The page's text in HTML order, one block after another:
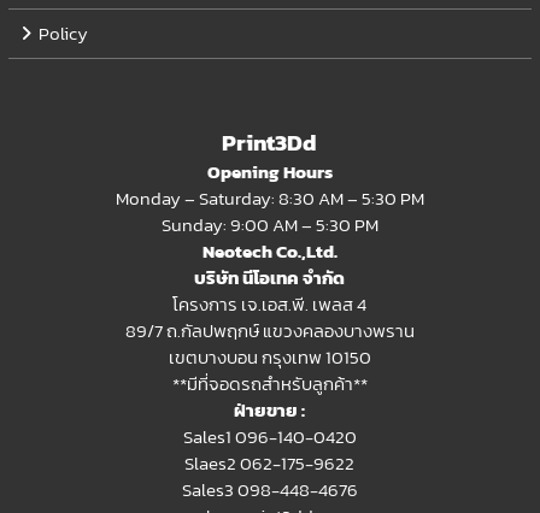
Policy
Print3Dd
Opening Hours
Monday – Saturday: 8:30 AM – 5:30 PM
Sunday: 9:00 AM – 5:30 PM
Neotech Co.,Ltd.
บริษัท นีโอเทค จำกัด
โครงการ เจ.เอส.พี. เพลส 4
89/7 ถ.กัลปพฤกษ์ แขวงคลองบางพราน
เขตบางบอน กรุงเทพ 10150
**มีที่จอดรถสำหรับลูกค้า**
ฝ่ายขาย :
Sales1 096-140-0420
Slaes2062-175-9622
Sales3 098-448-4676